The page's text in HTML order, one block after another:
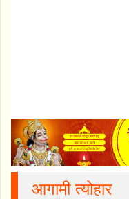
आगामी त्योहार